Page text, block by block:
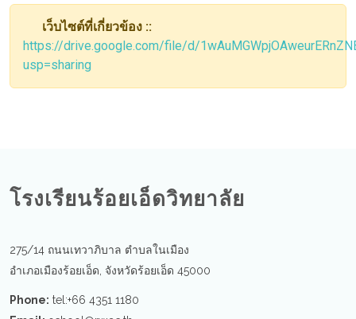
เว็บไซต์ที่เกี่ยวข้อง ::
https://drive.google.com/file/d/
usp=sharing
โรงเรียนร้อยเอ็ดวิทยาลัย
275/14 ถนนเทวาภิบาล ตำบลในเมือง
อำเภอเมืองร้อยเอ็ด, จังหวัดร้อยเอ็ด 45000
Phone: tel:+66 4351 1180